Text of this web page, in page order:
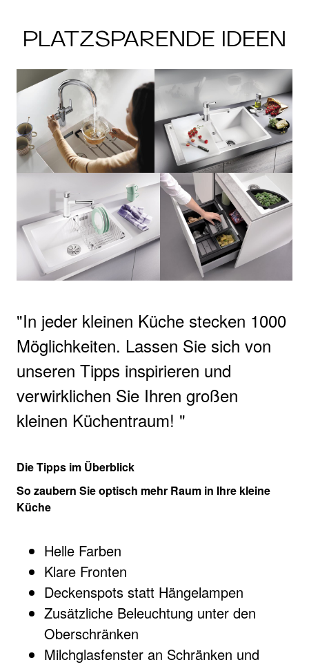
PLATZSPARENDE IDEEN
In jeder kleinen Küche stecken 1000
Möglichkeiten. Lassen Sie sich von
unseren Tipps inspirieren und
verwirklichen Sie Ihren großen
kleinen Küchentraum!
Die Tipps im Überblick
So zaubern Sie optisch mehr Raum in Ihre kleine
Küche
Helle Farben
Klare Fronten
Deckenspots statt Hängelampen
Zusätzliche Beleuchtung unter den
Oberschränken
Milchglasfenster an Schränken und